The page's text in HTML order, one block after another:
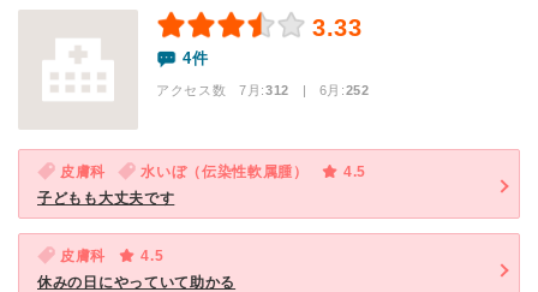
3.33
4件
アクセス数 7月:312 | 6月:252
皮膚科 水いぼ（伝染性軟属腫）
4.5
子どもも大丈夫です
皮膚科
4.5
休みの日にやっていて助かる